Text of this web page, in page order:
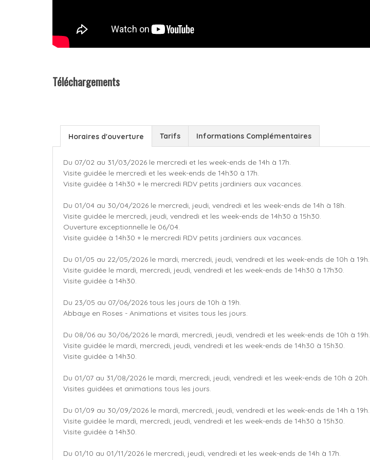
Téléchargements
Horaires d'ouverture Tarifs Informations Complémentaires
Du 07/02 au 31/03/2026 le mercredi et les week-ends de 14h à 17h.
Visite guidée le mercredi et les week-ends de 14h30 à 17h.
Visite guidée à 14h30 + le mercredi RDV petits jardiniers aux vacances.
Du 01/04 au 30/04/2026 le mercredi, jeudi, vendredi et les week-ends de 14h à 18h.
Visite guidée le mercredi, jeudi, vendredi et les week-ends de 14h30 à 15h30.
Ouverture exceptionnelle le 06/04.
Visite guidée à 14h30 + le mercredi RDV petits jardiniers aux vacances.
Du 01/05 au 22/05/2026 le mardi, mercredi, jeudi, vendredi et les week-ends de 10h à 19h.
Visite guidée le mardi, mercredi, jeudi, vendredi et les week-ends de 14h30 à 17h30.
Visite guidée à 14h30.
Du 23/05 au 07/06/2026 tous les jours de 10h à 19h.
Abbaye en Roses - Animations et visites tous les jours.
Du 08/06 au 30/06/2026 le mardi, mercredi, jeudi, vendredi et les week-ends de 10h à 19h.
Visite guidée le mardi, mercredi, jeudi, vendredi et les week-ends de 14h30 à 15h30.
Visite guidée à 14h30.
Du 01/07 au 31/08/2026 le mardi, mercredi, jeudi, vendredi et les week-ends de 10h à 20h.
Visites guidées et animations tous les jours.
Du 01/09 au 30/09/2026 le mardi, mercredi, jeudi, vendredi et les week-ends de 14h à 19h.
Visite guidée le mardi, mercredi, jeudi, vendredi et les week-ends de 14h30 à 15h30.
Visite guidée à 14h30.
Du 01/10 au 01/11/2026 le mercredi, jeudi, vendredi et les week-ends de 14h à 17h.